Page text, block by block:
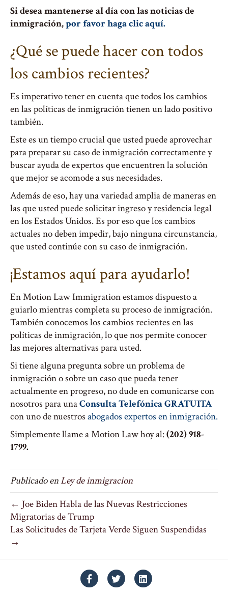
Si desea mantenerse al día con las noticias de
inmigración,por favor haga clic aquí.
¿Qué se puede hacer con todos
los cambios recientes?
Es imperativo tener en cuenta que todos los cambios
en las políticas de inmigración tienen un lado positivo
también.
Este es un tiempo crucial que usted puede aprovechar
para preparar su caso de inmigración correctamente y
buscar ayuda de expertos que encuentren la solución
que mejor se acomode a sus necesidades.
Además de eso, hay una variedad amplia de maneras en
las que usted puede solicitar ingreso y residencia legal
en los Estados Unidos. Es por eso que los cambios
actuales no deben impedir, bajo ninguna circunstancia,
que usted continúe con su caso de inmigración.
¡Estamos aquí para ayudarlo!
En Motion Law Immigration estamos dispuesto a
guiarlo mientras completa su proceso de inmigración.
También conocemos los cambios recientes en las
políticas de inmigración, lo que nos permite conocer
las mejores alternativas para usted.
Si tiene alguna pregunta sobre un problema de
inmigración o sobre un caso que pueda tener
actualmente en progreso, no dude en comunicarse con
nosotros para unaConsulta Telefónica GRATUITA
con uno de nuestros abogados expertos en inmigración.
Simplemente llame a Motion Law hoy al:(202) 918-
1799.
Publicado enLey de inmigracion
← Joe Biden Habla de las Nuevas Restricciones
Migratorias de Trump
Las Solicitudes de Tarjeta Verde Siguen Suspendidas
→
FacebookTwitterLinkedin